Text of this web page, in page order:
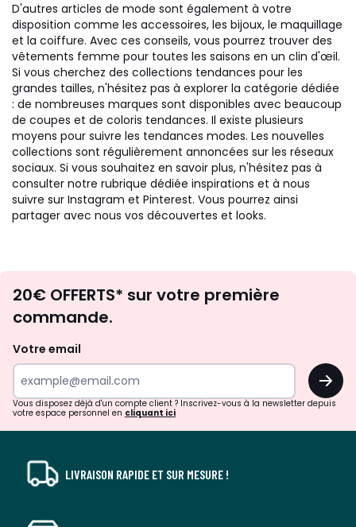
D'autres articles de mode sont également à votre
disposition comme les accessoires, les bijoux, le maquillage
et la coiffure. Avec ces conseils, vous pourrez trouver des
vêtements femme pour toutes les saisons en un clin d'œil.
Si vous cherchez des collections tendances pour les
grandes tailles, n'hésitez pas à explorer la catégorie dédiée
: de nombreuses marques sont disponibles avec beaucoup
de coupes et de coloris tendances. Il existe plusieurs
moyens pour suivre les tendances modes. Les nouvelles
collections sont régulièrement annoncées sur les réseaux
sociaux. Si vous souhaitez en savoir plus, n'hésitez pas à
consulter notre rubrique dédiée inspirations et à nous
suivre sur Instagram et Pinterest. Vous pourrez ainsi
partager avec nous vos découvertes et looks.
d'inspirations
surprises?
20€ OFFERTS* sur votre première
commande.
Votre email
OK
Vous disposez déjà d'un compte client ? Inscrivez-vous à la newsletter depuis
votre espace personnel en cliquant ici
LIVRAISON RAPIDE ET SUR MESURE !